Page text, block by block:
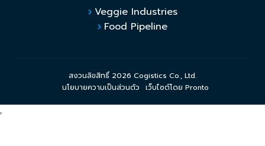
Veggie Industries
Food Pipeline
สงวนลิขสิทธิ์ 2026 Cogistics Co., Ltd.
นโยบายความเป็นส่วนตัว
เว็บไซต์โดย Pronto